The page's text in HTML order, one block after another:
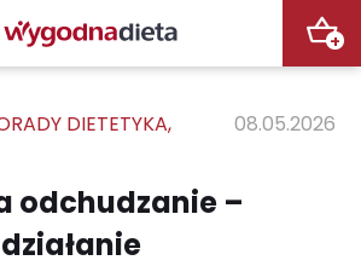
+
DIETETYKA,
08.05.2026
odchudzanie –